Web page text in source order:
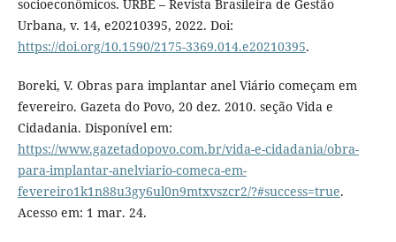
socioeconômicos. URBE – Revista Brasileira de Gestão
Urbana, v. 14, e20210395, 2022. Doi:
https://doi.org/10.1590/2175-3369.014.e20210395.
Boreki, V. Obras para implantar anel Viário começam em
fevereiro. Gazeta do Povo, 20 dez. 2010. seção Vida e
Cidadania. Disponível em:
https://www.gazetadopovo.com.br/vida-e-cidadania/obra-
para-implantar-anelviario-comeca-em-
fevereiro1k1n88u3gy6ul0n9mtxvszcr2/?#success=true.
Acesso em: 1 mar. 24.